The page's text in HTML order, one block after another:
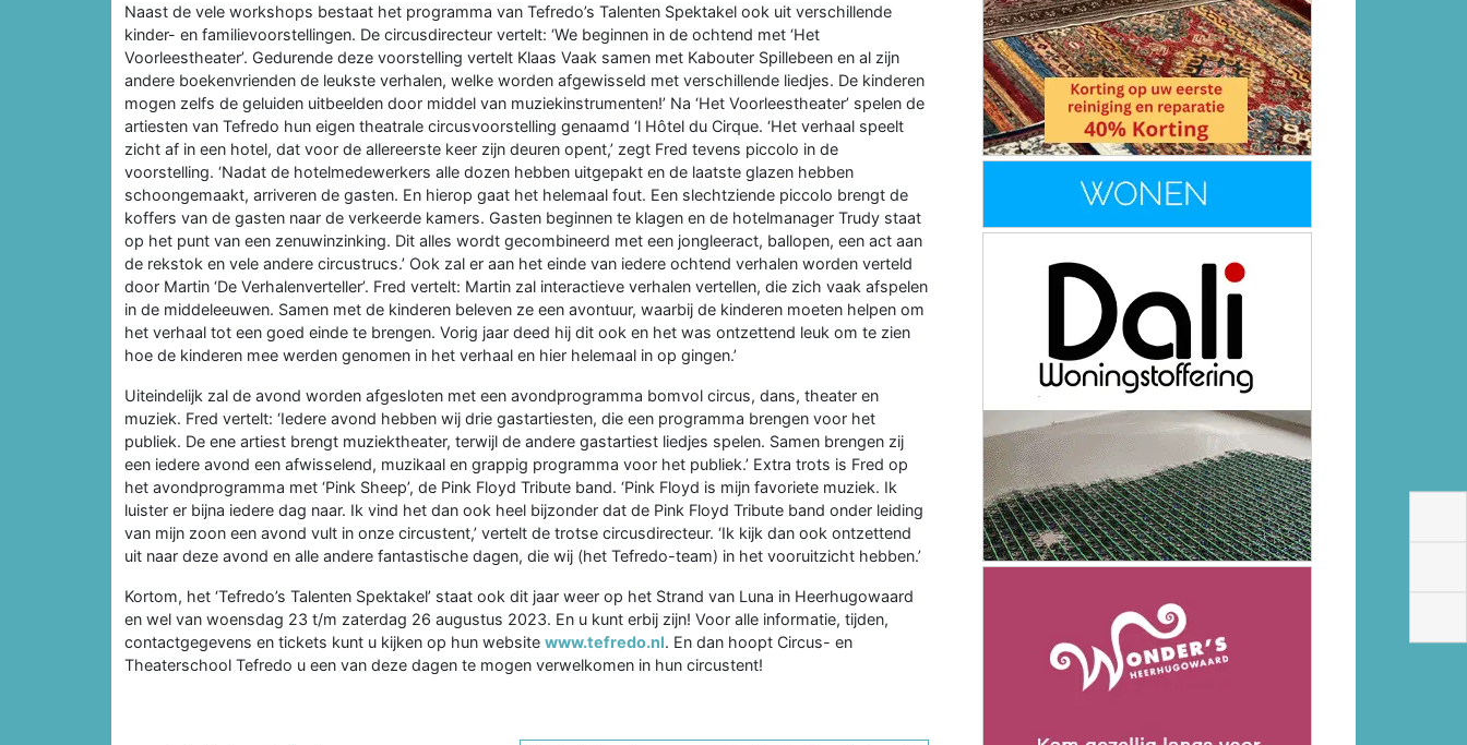
Naast de vele workshops bestaat het programma van Tefredo’s Talenten Spektakel ook uit verschillende
kinder- en familievoorstellingen. De circusdirecteur vertelt: ‘We beginnen in de ochtend met ‘Het
Voorleestheater’. Gedurende deze voorstelling vertelt Klaas Vaak samen met Kabouter Spillebeen en al zijn
andere boekenvrienden de leukste verhalen, welke worden afgewisseld met verschillende liedjes. De kinderen
mogen zelfs de geluiden uitbeelden door middel van muziekinstrumenten!’ Na ‘Het Voorleestheater’ spelen de
artiesten van Tefredo hun eigen theatrale circusvoorstelling genaamd ‘l Hôtel du Cirque. ‘Het verhaal speelt
zicht af in een hotel, dat voor de allereerste keer zijn deuren opent,’ zegt Fred tevens piccolo in de
voorstelling. ‘Nadat de hotelmedewerkers alle dozen hebben uitgepakt en de laatste glazen hebben
schoongemaakt, arriveren de gasten. En hierop gaat het helemaal fout. Een slechtziende piccolo brengt de
koffers van de gasten naar de verkeerde kamers. Gasten beginnen te klagen en de hotelmanager Trudy staat
op het punt van een zenuwinzinking. Dit alles wordt gecombineerd met een jongleeract, ballopen, een act aan
de rekstok en vele andere circustrucs.’ Ook zal er aan het einde van iedere ochtend verhalen worden verteld
door Martin ‘De Verhalenverteller’. Fred vertelt: Martin zal interactieve verhalen vertellen, die zich vaak afspelen
in de middeleeuwen. Samen met de kinderen beleven ze een avontuur, waarbij de kinderen moeten helpen om
het verhaal tot een goed einde te brengen. Vorig jaar deed hij dit ook en het was ontzettend leuk om te zien
hoe de kinderen mee werden genomen in het verhaal en hier helemaal in op gingen.’
Uiteindelijk zal de avond worden afgesloten met een avondprogramma bomvol circus, dans, theater en
muziek. Fred vertelt: ‘Iedere avond hebben wij drie gastartiesten, die een programma brengen voor het
publiek. De ene artiest brengt muziektheater, terwijl de andere gastartiest liedjes spelen. Samen brengen zij
een iedere avond een afwisselend, muzikaal en grappig programma voor het publiek.’ Extra trots is Fred op
het avondprogramma met ‘Pink Sheep’, de Pink Floyd Tribute band. ‘Pink Floyd is mijn favoriete muziek. Ik
luister er bijna iedere dag naar. Ik vind het dan ook heel bijzonder dat de Pink Floyd Tribute band onder leiding
van mijn zoon een avond vult in onze circustent,’ vertelt de trotse circusdirecteur. ‘Ik kijk dan ook ontzettend
uit naar deze avond en alle andere fantastische dagen, die wij (het Tefredo-team) in het vooruitzicht hebben.’
Kortom, het ‘Tefredo’s Talenten Spektakel’ staat ook dit jaar weer op het Strand van Luna in Heerhugowaard
en wel van woensdag 23 t/m zaterdag 26 augustus 2023. En u kunt erbij zijn! Voor alle informatie, tijden,
contactgegevens en tickets kunt u kijken op hun website www.tefredo.nl. En dan hoopt Circus- en
Theaterschool Tefredo u een van deze dagen te mogen verwelkomen in hun circustent!